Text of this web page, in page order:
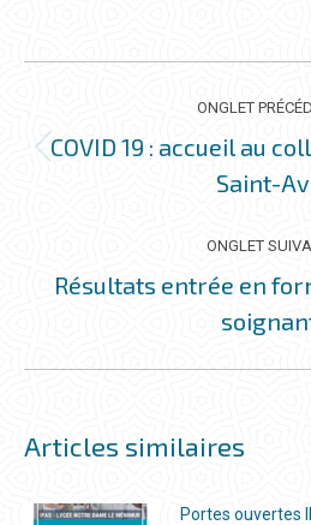
NAVIGATION
DE
COMMENTAIRE
ONGLET
COVID 19 : accueil au
Saint-
ONGLET
Résultats entrée en
Articles similaires
Portes ouvertes